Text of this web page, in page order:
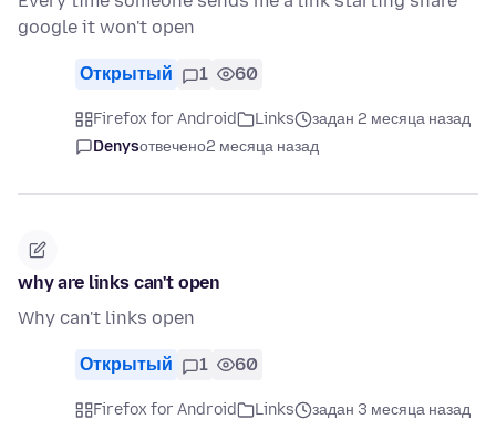
google it won't open
Открытый 1 60
Firefox for Android Links
задан 2 месяца назад
Denysотвечено2 месяца назад
why are links can't open
Why can't links open
Открытый 1 60
Firefox for Android Links
задан 3 месяца назад